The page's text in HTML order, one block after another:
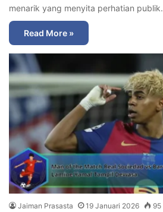
menarik yang menyita perhatian publik.
Read More »
Jaiman Prasasta 19 Januari 2026 95